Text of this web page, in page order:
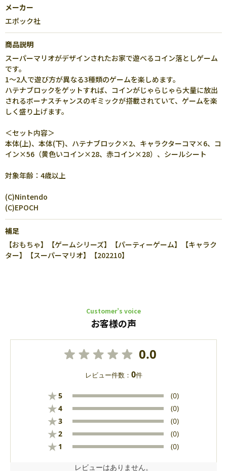
メーカー
エポック社
商品説明
スーパーマリオがデザインされたお家で遊べるコイン落としゲーム
です。
1～2人で遊び方が異なる3種類のゲームを楽しめます。
ハテナブロックをゲットすれば、コインがじゃらじゃら大量に放出
されるボーナスチャンスのギミックが搭載されていて、ゲームを楽
しく盛り上げます。
＜セット内容＞
本体(上)、本体(下)、ハテナブロック×2、キャラクターコマ×6、コ
イン×56（黄色いコイン×28、赤コイン×28）、シールシート
対象年齢：4歳以上
(C)Nintendo
(C)EPOCH
補足
【おもちゃ】【ゲームシリーズ】【パーティーゲーム】【キャラク
ター】【スーパーマリオ】【202210】
Customer’s voice
お客様の声
0.0
レビュー件数： 0件
★5 (0)
★4 (0)
★3 (0)
★2 (0)
★ 1 (0)
レビューはありません。